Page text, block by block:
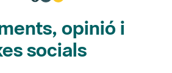
opinió i
socials